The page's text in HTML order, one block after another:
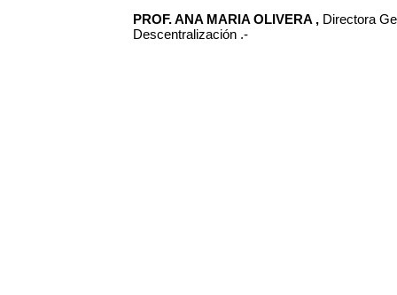
PROF. ANA MARIA OLIVERA , Directora
Descentralización .-